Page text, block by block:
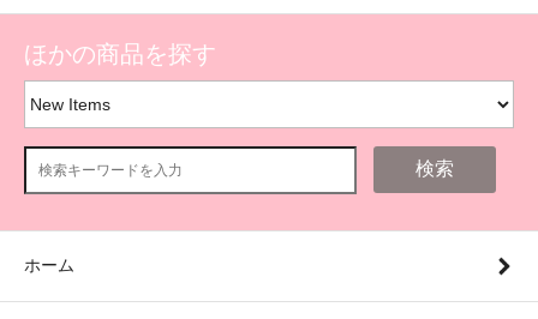
ほかの商品を探す
検索
ホーム